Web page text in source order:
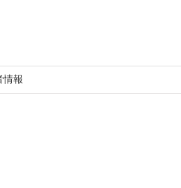
情報